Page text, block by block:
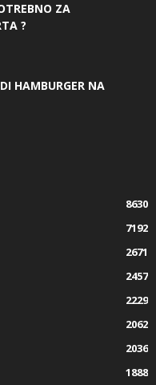
ZA
?
HAMBURGER NA
8630
7192
2671
2457
2229
2062
2036
1888